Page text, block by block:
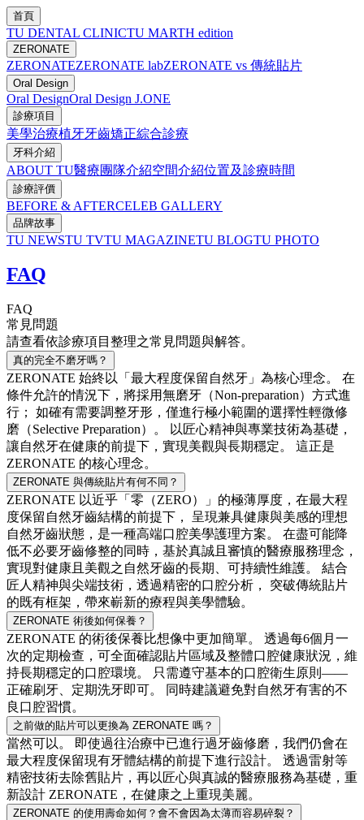
首頁
TU DENTAL CLINICTU MARTH edition
ZERONATE
ZERONATEZERONATE labZERONATE vs 傳統貼片
Oral Design
Oral DesignOral Design J.ONE
診療項目
美學治療植牙牙齒矯正綜合診療
牙科介紹
ABOUT TU醫療團隊介紹空間介紹位置及診療時間
診療評價
BEFORE & AFTERCELEB GALLERY
品牌故事
TU NEWSTU TVTU MAGAZINETU BLOGTU PHOTO
FAQ
FAQ
常見問題
請查看依診療項目整理之常見問題與解答。
真的完全不磨牙嗎？
ZERONATE 始終以「最大程度保留自然牙」為核心理念。 在
條件允許的情況下，將採用無磨牙（Non-preparation）方式進
行； 如確有需要調整牙形，僅進行極小範圍的選擇性輕微修
磨（Selective Preparation）。 以匠心精神與專業技術為基礎，
讓自然牙在健康的前提下，實現美觀與長期穩定。 這正是
ZERONATE 的核心理念。
ZERONATE 與傳統貼片有何不同？
ZERONATE 以近乎「零（ZERO）」的極薄厚度，在最大程
度保留自然牙齒結構的前提下， 呈現兼具健康與美感的理想
自然牙齒狀態，是一種高端口腔美學護理方案。 在盡可能降
低不必要牙齒修整的同時，基於真誠且審慎的醫療服務理念，
實現對健康且美觀之自然牙齒的長期、可持續性維護。 結合
匠人精神與尖端技術，透過精密的口腔分析， 突破傳統貼片
的既有框架，帶來嶄新的療程與美學體驗。
ZERONATE 術後如何保養？
ZERONATE 的術後保養比想像中更加簡單。 透過每6個月一
次的定期檢查，可全面確認貼片區域及整體口腔健康狀況，維
持長期穩定的口腔環境。 只需遵守基本的口腔衛生原則——
正確刷牙、定期洗牙即可。 同時建議避免對自然牙有害的不
良口腔習慣。
之前做的貼片可以更換為 ZERONATE 嗎？
當然可以。 即使過往治療中已進行過牙齒修磨，我們仍會在
最大程度保留現有牙體結構的前提下進行設計。 透過雷射等
精密技術去除舊貼片，再以匠心與真誠的醫療服務為基礎，重
新設計 ZERONATE，在健康之上重現美麗。
ZERONATE 的使用壽命如何？會不會因為太薄而容易碎裂？